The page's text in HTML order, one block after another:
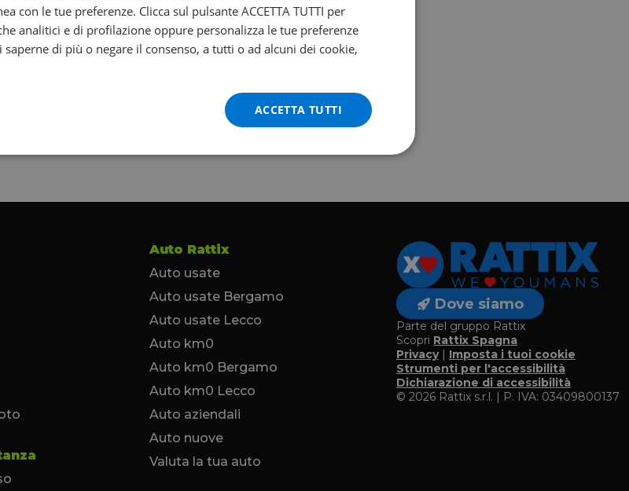
Auto Rattix
Auto usate
Auto usate Bergamo
Auto usate Lecco
Auto km0
Auto km0 Bergamo
Auto km0 Lecco
Auto aziendali
Auto nuove
Valuta la tua auto
Dove siamo
Parte del gruppo Rattix
Scopri Rattix Spagna
Privacy| Imposta i tuoi cookie
Strumenti per l'accessibilità
Dichiarazione di accessibilità
© 2026 Rattix s.r.l. | P. IVA: 03409800137
con le tue preferenze. Clicca sul pulsante ACCETTA TUTTI per
analitici e di profilazione oppure personalizza le tue preferenze
di più o negare il consenso, a tutti o ad alcuni dei cookie,
ACCETTA TUTTI